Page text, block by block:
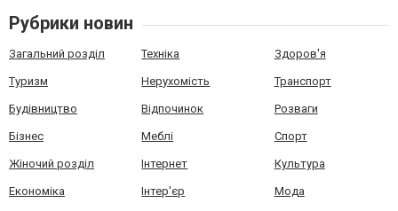
Рубрики новин
Загальний розділ Техніка Здоров'я
Туризм Нерухомість Транспорт
Будівництво Відпочинок Розваги
Бізнес Меблі Спорт
Жіночий розділ Інтернет Культура
Економіка Інтер'єр Мода